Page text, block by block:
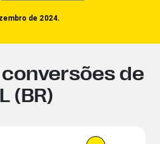
de 2024.
de
(BR)